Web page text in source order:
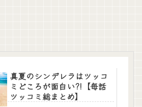
真夏のシンデレラはツッコ
ミどころが面白い?!【毎話
ツッコミ総まとめ】